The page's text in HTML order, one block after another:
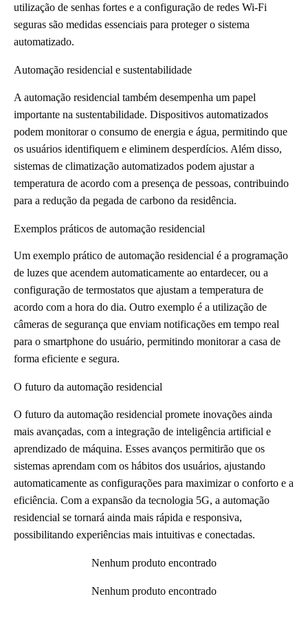
utilização de senhas fortes e a configuração de redes Wi-Fi
seguras são medidas essenciais para proteger o sistema
automatizado.
Automação residencial e sustentabilidade
A automação residencial também desempenha um papel
importante na sustentabilidade. Dispositivos automatizados
podem monitorar o consumo de energia e água, permitindo que
os usuários identifiquem e eliminem desperdícios. Além disso,
sistemas de climatização automatizados podem ajustar a
temperatura de acordo com a presença de pessoas, contribuindo
para a redução da pegada de carbono da residência.
Exemplos práticos de automação residencial
Um exemplo prático de automação residencial é a programação
de luzes que acendem automaticamente ao entardecer, ou a
configuração de termostatos que ajustam a temperatura de
acordo com a hora do dia. Outro exemplo é a utilização de
câmeras de segurança que enviam notificações em tempo real
para o smartphone do usuário, permitindo monitorar a casa de
forma eficiente e segura.
O futuro da automação residencial
O futuro da automação residencial promete inovações ainda
mais avançadas, com a integração de inteligência artificial e
aprendizado de máquina. Esses avanços permitirão que os
sistemas aprendam com os hábitos dos usuários, ajustando
automaticamente as configurações para maximizar o conforto e a
eficiência. Com a expansão da tecnologia 5G, a automação
residencial se tornará ainda mais rápida e responsiva,
possibilitando experiências mais intuitivas e conectadas.
Nenhum produto encontrado
Nenhum produto encontrado